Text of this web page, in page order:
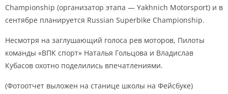
Championship (организатор этапа — Yakhnich Motorsport) и в
сентябре планируется Russian Superbike Championship.
Несмотря на заглушающий голоса рев моторов, Пилоты
команды «ВПК спорт» Наталья Гольцова и Владислав
Кубасов охотно поделились впечатлениями.
(Фотоотчет выложен на станице школы на Фейсбуке)